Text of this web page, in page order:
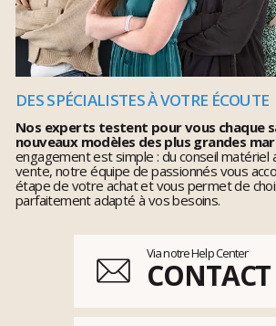
DES SPÉCIALISTES À VOTRE ÉCOUTE
Nos experts testent pour vous chaque
nouveaux modèles des plus grandes
engagement est simple : du conseil matériel
vente, notre équipe de passionnés vous
étape de votre achat et vous permet de
parfaitement adapté à vos besoins.
Via notre Help Center
CONTACT